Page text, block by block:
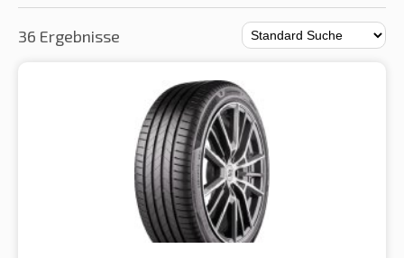
36 Ergebnisse